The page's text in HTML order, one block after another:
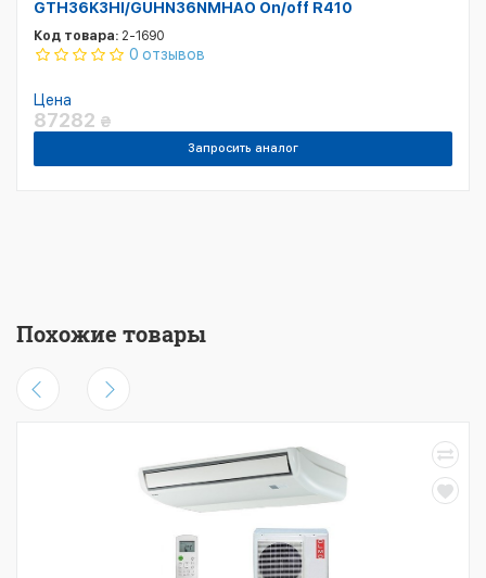
GTH36K3HI/GUHN36NMHAO On/off R410
Код товара: 2-1690
0 отзывов
Цена
87282 ₴
Запросить аналог
Похожие товары